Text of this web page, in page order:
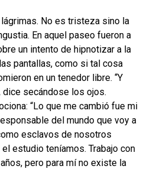
No es tristeza sino la
En aquel paseo fueron a
un intento de hipnotizar a la
pantallas, como si tal cosa
en un tenedor libre. “Y
dice secándose los ojos.
“Lo que me cambió fue mi
del mundo que voy a
esclavos de nosotros
estudio teníamos. Trabajo con
pero para mí no existe la